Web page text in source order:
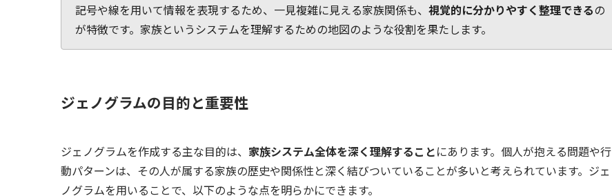
記号や線を用いて情報を表現するため、一見複雑に見える家族関係も、 視覚的に分かりやすく整理できるの
が特徴です。家族というシステムを理解するための地図のような役割を果たします。
ジェノグラムの目的と重要性
ジェノグラムを作成する主な目的は、 家族システム全体を深く理解することにあります。個人が抱える問題や行
動パターンは、その人が属する家族の歴史や関係性と深く結びついていることが多いと考えられています。ジェ
ノグラムを用いることで、以下のような点を明らかにできます。